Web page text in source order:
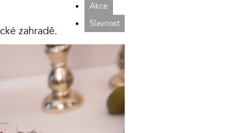
Akce
Slavnost
zahradě.